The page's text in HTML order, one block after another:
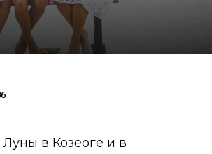
в Козеоге и в